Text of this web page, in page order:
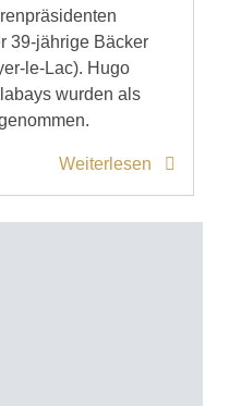
39-jährige Bäcker
le-Lac). Hugo
wurden als
Weiterlesen